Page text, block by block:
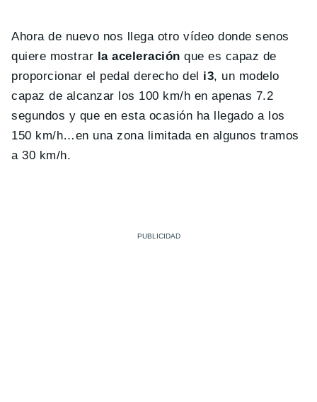
Ahora de nuevo nos llega otro vídeo donde senos
quiere mostrar la aceleración que es capaz de
proporcionar el pedal derecho del i3, un modelo
capaz de alcanzar los 100 km/h en apenas 7.2
segundos y que en esta ocasión ha llegado a los
150 km/h…en una zona limitada en algunos tramos
a 30 km/h.